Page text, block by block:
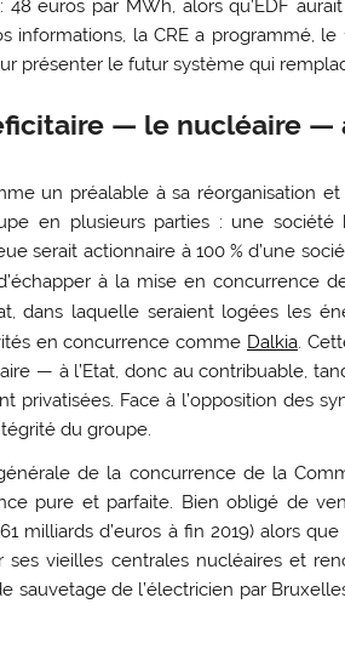
euros par MWh, alors qu’EDF
informations, laCRE a programmé, le
présenter le futur système qui
— le nucléaire —
un préalable à sa réorganisation
en plusieurs parties : une société
serait actionnaire à 100 % d’une
à la mise en concurrence
dans laquelle seraient logées les
en concurrence comme Dalkia.
— à l’Etat, donc au contribuable,
Face à l’opposition des
du groupe.
de la concurrence de la
pure et parfaite. Bien obligé de
milliards d’euros à fin 2019) alors
ses vieilles centrales nucléaires et
sauvetage de l’électricien par